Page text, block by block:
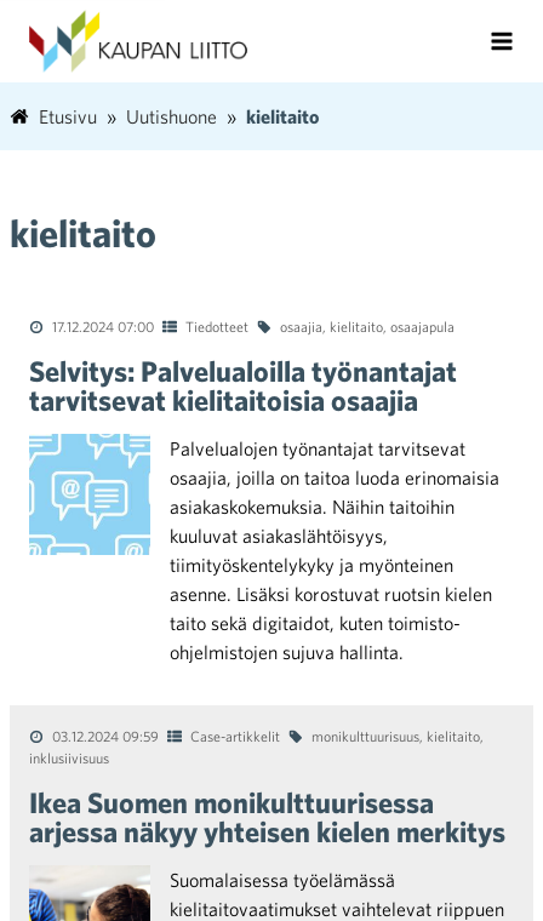
Etusivu Uutishuone kielitaito
kielitaito
17.12.2024 07:00 Tiedotteet osaajia, kielitaito, osaajapula
Selvitys: Palvelualoilla työnantajat
tarvitsevat kielitaitoisia osaajia
Palvelualojen työnantajat tarvitsevat
osaajia, joilla on taitoa luoda erinomaisia
asiakaskokemuksia. Näihin taitoihin
kuuluvat asiakaslähtöisyys,
tiimityöskentelykyky ja myönteinen
asenne. Lisäksi korostuvat ruotsin kielen
taito sekä digitaidot, kuten toimisto-
ohjelmistojen sujuva hallinta.
03.12.2024 09:59 Case-artikkelit monikulttuurisuus, kielitaito,
inklusiivisuus
Ikea Suomen monikulttuurisessa
arjessa näkyy yhteisen kielen merkitys
Suomalaisessa työelämässä
kielitaitovaatimukset vaihtelevat riippuen